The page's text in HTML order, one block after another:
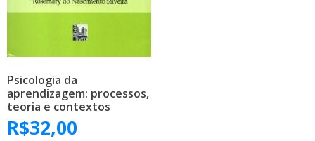
Psicologia da
aprendizagem: processos,
teoria e contextos
R$32,00